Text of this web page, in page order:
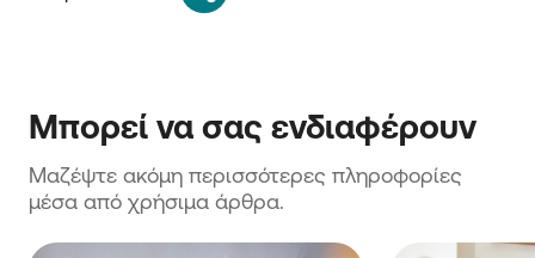
Μπορεί να σας ενδιαφέρουν
Μαζέψτε ακόμη περισσότερες πληροφορίες
μέσα από χρήσιμα άρθρα.